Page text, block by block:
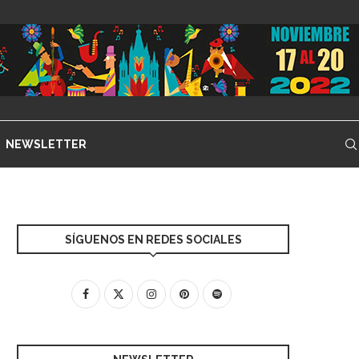
NEWSLETTER
SÍGUENOS EN REDES SOCIALES